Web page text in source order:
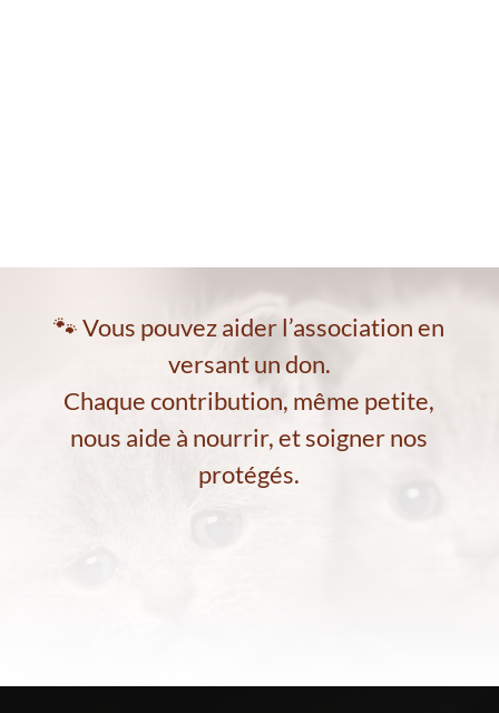
🐾 Vous pouvez aider l’association en
versant un don.
Chaque contribution, même petite,
nous aide à nourrir, et soigner nos
protégés.